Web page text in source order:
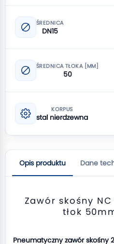
ŚREDNICA
DN15
ŚREDNICA TŁOKA [MM]
50
KORPUS
stal nierdzewna
Opis produktu Dane
Zawór skośny
tłok
Pneumatyczny zawór skośny